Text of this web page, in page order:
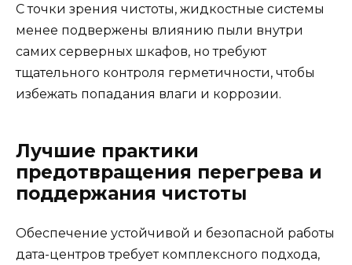
С точки зрения чистоты, жидкостные системы
менее подвержены влиянию пыли внутри
самих серверных шкафов, но требуют
тщательного контроля герметичности, чтобы
избежать попадания влаги и коррозии.
Лучшие практики
предотвращения перегрева и
поддержания чистоты
Обеспечение устойчивой и безопасной работы
дата-центров требует комплексного подхода,